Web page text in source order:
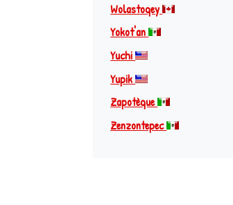
Wolastoqey
Yokot'an
Yuchi
Yupik
Zapotèque
Zenzontepec